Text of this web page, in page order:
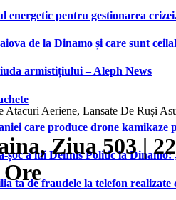
pentru gestionarea
de la Dinamo și care sunt
armistițiului – Aleph News
care produce drone kamikaze
a lui Dennis Politic la Dinamo:
ta de fraudele la telefon
Aeriene, Lansate De Ruși
Ziua 503 |